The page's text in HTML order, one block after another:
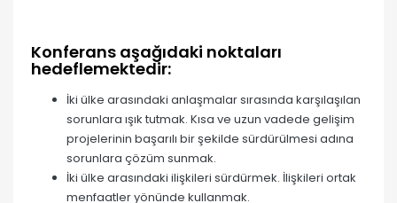
Konferans aşağıdaki noktaları
hedeflemektedir:
İki ülke arasındaki anlaşmalar sırasında karşılaşılan
sorunlara ışık tutmak. Kısa ve uzun vadede gelişim
projelerinin başarılı bir şekilde sürdürülmesi adına
sorunlara çözüm sunmak.
İki ülke arasındaki ilişkileri sürdürmek. İlişkileri ortak
menfaatler yönünde kullanmak.